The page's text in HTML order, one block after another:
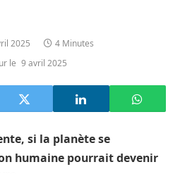
2025
4 Minutes
le 9 avril 2025
si la planète se
humaine pourrait devenir